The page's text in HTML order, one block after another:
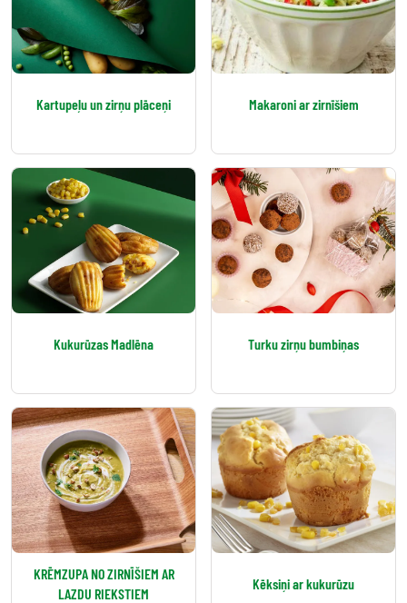
Kartupeļu un zirņu plāceņi Makaroni ar zirnīšiem
Kukurūzas Madlēna Turku zirņu bumbiņas
KRĒMZUPA NO ZIRNĪŠIEM AR
LAZDU RIEKSTIEM
Kēksiņi ar kukurūzu